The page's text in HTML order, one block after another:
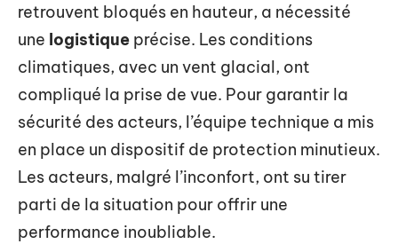
retrouvent bloqués en hauteur, a nécessité
une logistique précise. Les conditions
climatiques, avec un vent glacial, ont
compliqué la prise de vue. Pour garantir la
sécurité des acteurs, l’équipe technique a mis
en place un dispositif de protection minutieux.
Les acteurs, malgré l’inconfort, ont su tirer
parti de la situation pour offrir une
performance inoubliable.